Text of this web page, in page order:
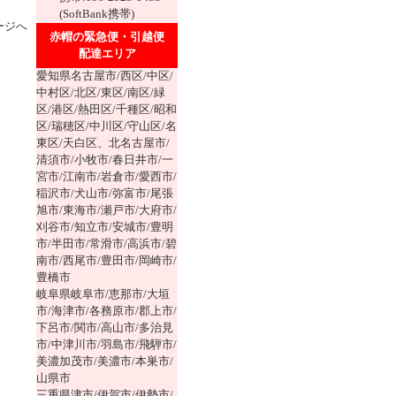
ジへ
(SoftBank携帯)
赤帽の緊急便・引越便
配達エリア
愛知県名古屋市/西区/中区/
中村区/北区/東区/南区/緑
区/港区/熱田区/千種区/昭和
区/瑞穂区/中川区/守山区/名
東区/天白区、北名古屋市/
清須市/小牧市/春日井市/一
宮市/江南市/岩倉市/愛西市/
稲沢市/犬山市/弥富市/尾張
旭市/東海市/瀬戸市/大府市/
刈谷市/知立市/安城市/豊明
市/半田市/常滑市/高浜市/碧
南市/西尾市/豊田市/岡崎市/
豊橋市
岐阜県岐阜市/恵那市/大垣
市/海津市/各務原市/郡上市/
下呂市/関市/高山市/多治見
市/中津川市/羽島市/飛騨市/
美濃加茂市/美濃市/本巣市/
山県市